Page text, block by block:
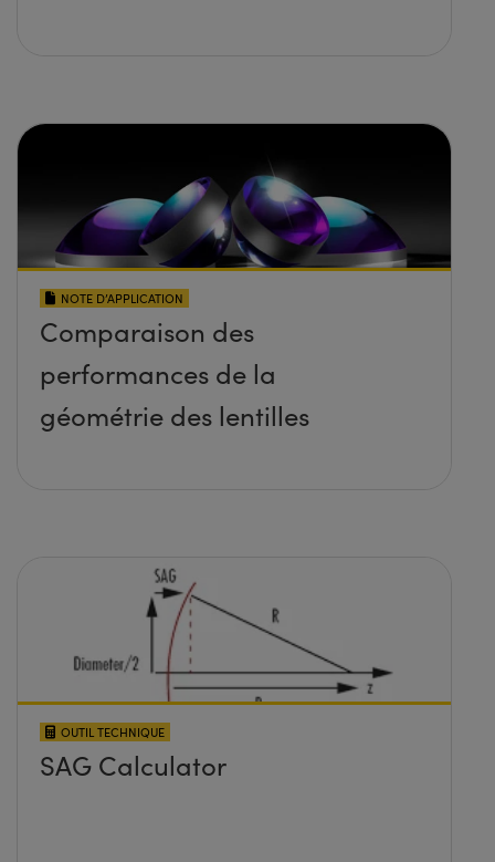
NOTE D’APPLICATION
Comparaison des
performances de la
géométrie des lentilles
OUTIL TECHNIQUE
SAG Calculator